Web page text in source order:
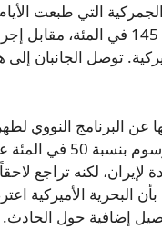
التي طبعت الأيام
السابقة، والتي شهدت فرضه رسوماً على السلع
توصل الجانبان
عن البرنامج النووي
لخطر الانزلاق مجدداً. في الشهر
لكنه تراجع لاحقاً
البحرية الأميركية
إضافية حول الحادث.